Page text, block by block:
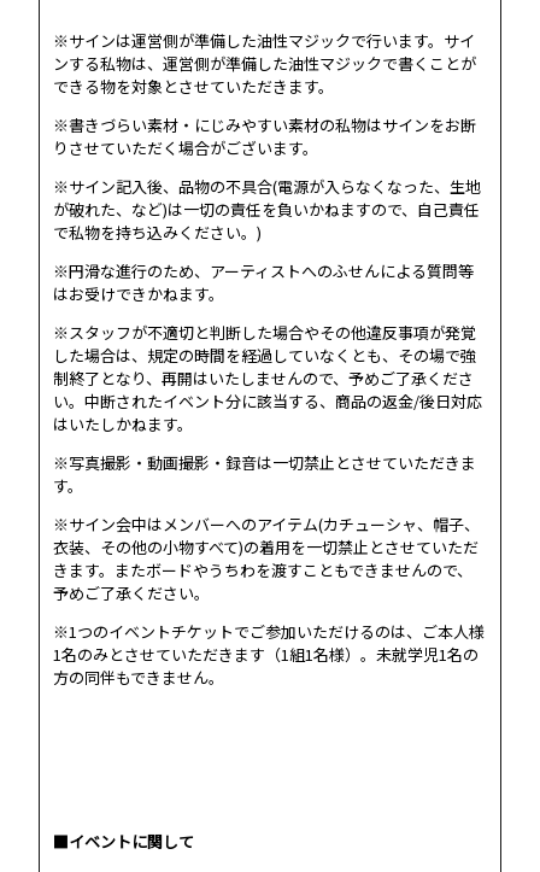
※サインは運営側が準備した油性マジックで行います。サイ
ンする私物は、運営側が準備した油性マジックで書くことが
できる物を対象とさせていただきます。
※書きづらい素材・にじみやすい素材の私物はサインをお断
りさせていただく場合がございます。
※サイン記入後、品物の不具合(電源が入らなくなった、生地
が破れた、など)は一切の責任を負いかねますので、自己責任
で私物を持ち込みください。)
※円滑な進行のため、アーティストへのふせんによる質問等
はお受けできかねます。
※スタッフが不適切と判断した場合やその他違反事項が発覚
した場合は、規定の時間を経過していなくとも、その場で強
制終了となり、再開はいたしませんので、予めご了承くださ
い。中断されたイベント分に該当する、商品の返金/後日対応
はいたしかねます。
※写真撮影・動画撮影・録音は一切禁止とさせていただきま
す。
※サイン会中はメンバーへのアイテム(カチューシャ、帽子、
衣装、その他の小物すべて)の着用を一切禁止とさせていただ
きます。またボードやうちわを渡すこともできませんので、
予めご了承ください。
※1つのイベントチケットでご参加いただけるのは、ご本人様
1名のみとさせていただきます（1組1名様）。未就学児1名の
方の同伴もできません。
■イベントに関して